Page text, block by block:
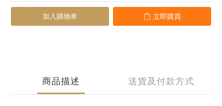
加入購物車 立即購買
商品描述 送貨及付款方式